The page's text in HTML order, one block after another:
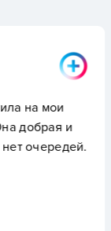
на мои
добрая и
очередей.